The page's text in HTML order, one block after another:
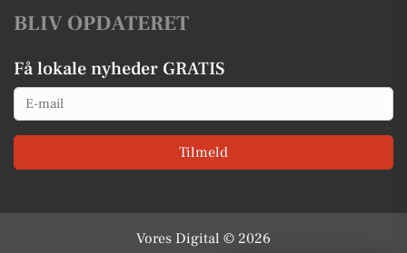
BLIV OPDATERET
Få lokale nyheder GRATIS
Email
Tilmeld
Vores Digital © 2026